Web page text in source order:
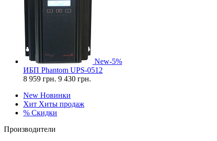
New-5%
ИБП Phantom UPS-0512
8 959 грн. 9 430 грн.
New Новинки
Хит Хиты продаж
% Скидки
Производители